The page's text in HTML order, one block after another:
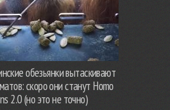
обезьянки вытаскивают
скоро они станут Homo
2.0 (но это не точно)